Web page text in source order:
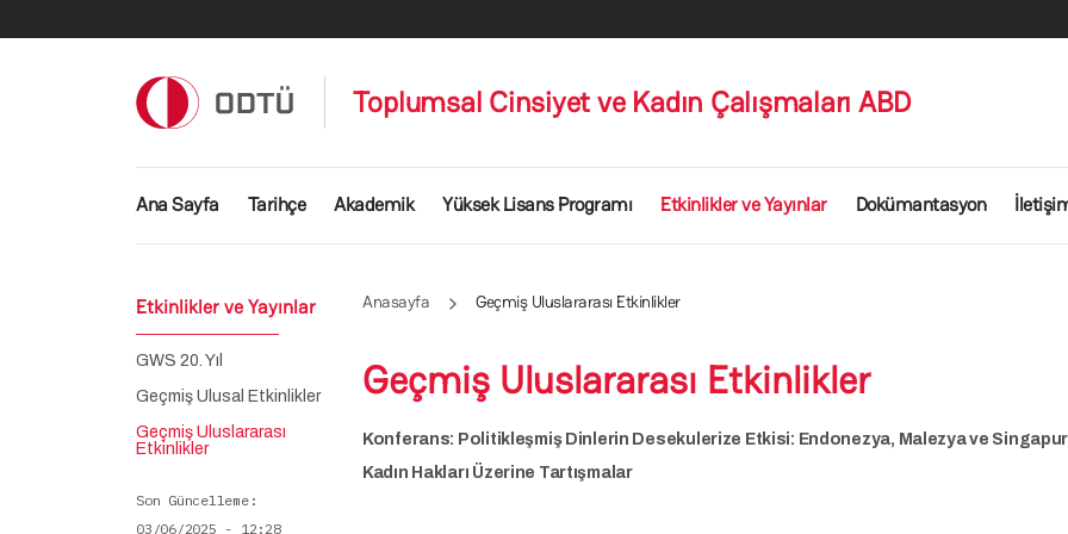
Toplumsal Cinsiyet ve Kadın Çalışmaları ABD
Ana gezinti menüsü
Ana Sayfa Tarihçe Akademik Yüksek Lisans Programı Etkinlikler ve Yayınlar Dokümantasyon
Anasayfa Geçmiş Uluslararası Etkinlikler
Geçmiş Uluslararası Etkinlikler
Konferans: Politikleşmiş Dinlerin Desekulerize Etkisi: Endonezya, Malezya ve
Kadın Hakları Üzerine Tartışmalar
Etkinlikler ve Yayınlar
GWS 20. Yıl
Geçmiş Ulusal Etkinlikler
Geçmiş Uluslararası
Etkinlikler
Son Güncelleme
03/06/2025 - 12:28